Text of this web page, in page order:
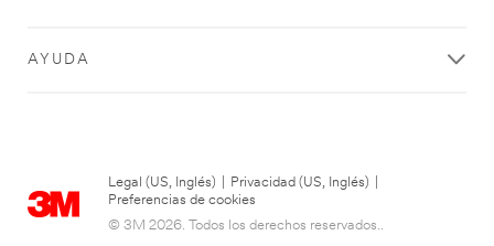
AYUDA
Legal (US, Inglés) Privacidad (US, Inglés)
Preferencias de cookies
© 3M 2026. Todos los derechos reservados..